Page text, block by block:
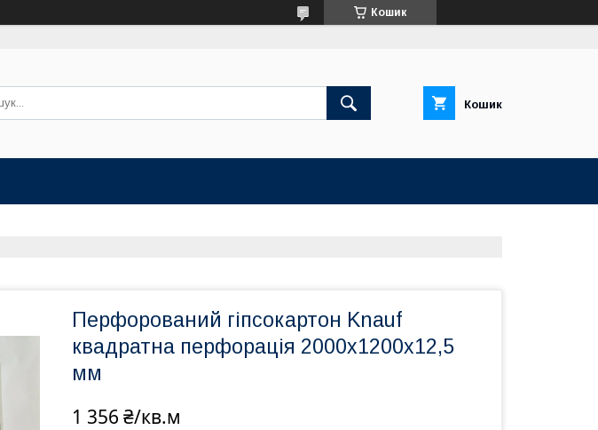
Кошик
Кошик
Перфорований гіпсокартон Knauf
квадратна перфорація 2000х1200х12,5
мм
1 356 ₴/кв.м